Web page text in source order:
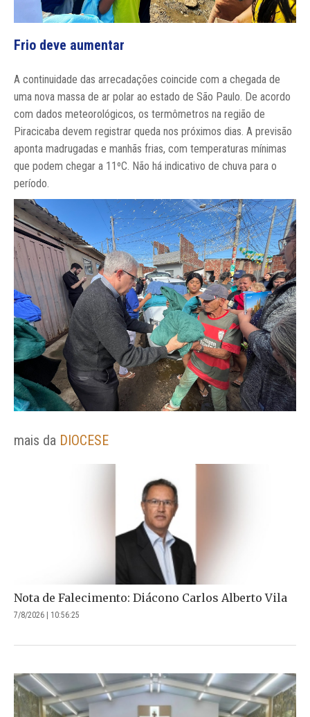
Frio deve aumentar
A continuidade das arrecadações coincide com a chegada de
uma nova massa de ar polar ao estado de São Paulo. De acordo
com dados meteorológicos, os termômetros na região de
Piracicaba devem registrar queda nos próximos dias. A previsão
aponta madrugadas e manhãs frias, com temperaturas mínimas
que podem chegar a 11ºC. Não há indicativo de chuva para o
período.
mais da DIOCESE
Nota de Falecimento: Diácono Carlos Alberto Vila
7/8/2026 | 10:56:25